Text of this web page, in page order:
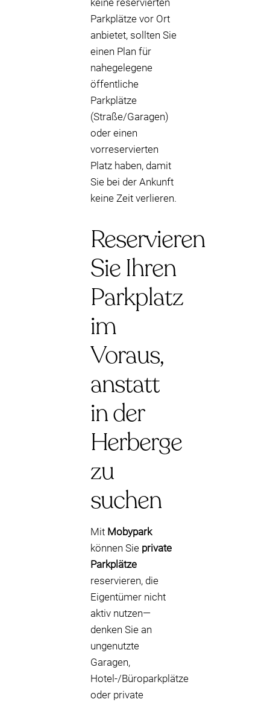
keine reservierten
Parkplätze vor Ort
anbietet, sollten Sie
einen Plan für
nahegelegene
öffentliche
Parkplätze
(Straße/Garagen)
oder einen
vorreservierten
Platz haben, damit
Sie bei der Ankunft
keine Zeit verlieren.
Reservieren
Sie Ihren
Parkplatz
im
Voraus,
anstatt
in der
Herberge
zu
suchen
Mit Mobypark
können Sie private
Parkplätze
reservieren, die
Eigentümer nicht
aktiv nutzen—
denken Sie an
ungenutzte
Garagen,
Hotel-/Büroparkplätze
oder private